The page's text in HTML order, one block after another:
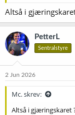
Altså i
PetterL
Sentralstyre
2 Jun 2026
Mc. skrev:
Altså i gjæringskaret